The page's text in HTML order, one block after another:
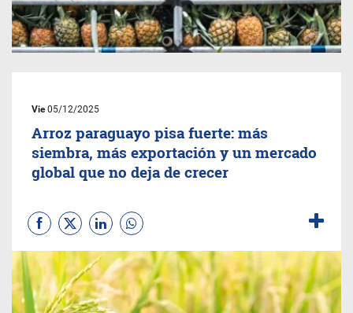
Vie05/12/2025
Arroz paraguayo pisa fuerte: más
siembra, más exportación y un mercado
global que no deja de crecer